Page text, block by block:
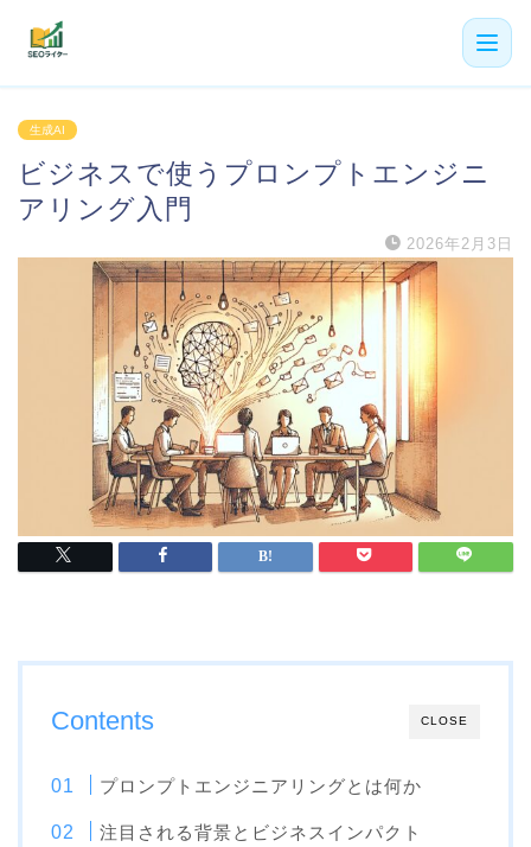
機能
利用者の声
よくある質問
導入事例
お役立ち記事
生成AI
ビジネスで使うプロンプトエンジニ
アリング入門
2026年2月3日
CLOSE
Contents
プロンプトエンジニアリングとは何か
注目される背景とビジネスインパクト